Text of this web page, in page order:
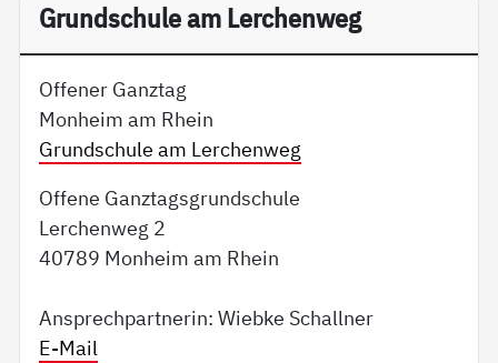
Grundschule am Lerchenweg
Offener Ganztag
Monheim am Rhein
Grundschule am Lerchenweg
Offene Ganztagsgrundschule
Lerchenweg 2
40789 Monheim am Rhein
Ansprechpartnerin: Wiebke Schallner
E-Mail